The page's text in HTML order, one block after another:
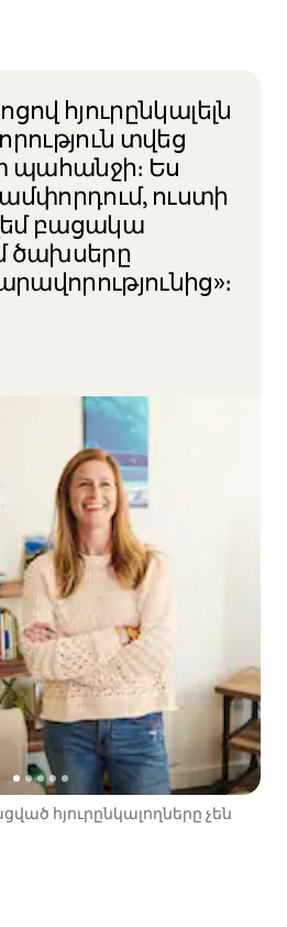
հյուրընկալելն
տվեց
պահանջի։ Ես
ուստի
բացակա
ծախսերը
հյուրընկալողները չեն